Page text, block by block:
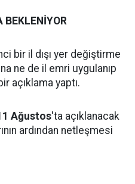
bir il dışı yer değiştirme
ne de il emri uygulanıp
açıklama yaptı.
Ağustos'ta açıklanacak
ardından netleşmesi